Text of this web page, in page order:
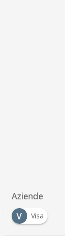
Aziende
V
Visa